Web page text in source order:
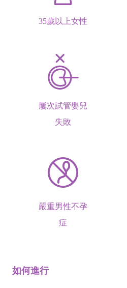
35歲以上女性
屢次試管嬰兒
失敗
嚴重男性不孕
症
如何進行